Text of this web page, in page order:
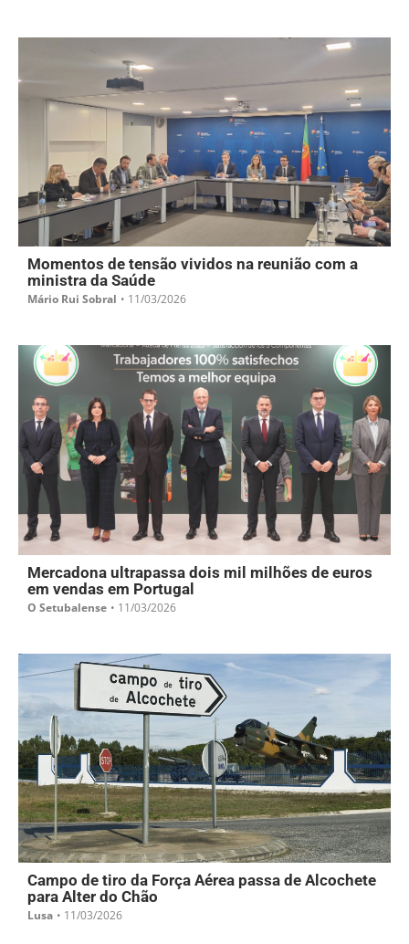
Momentos de tensão vividos na reunião com a
ministra da Saúde
Mário Rui Sobral • 11/03/2026
Mercadona ultrapassa dois mil milhões de euros
em vendas em Portugal
O Setubalense • 11/03/2026
Campo de tiro da Força Aérea passa de Alcochete
para Alter do Chão
Lusa • 11/03/2026